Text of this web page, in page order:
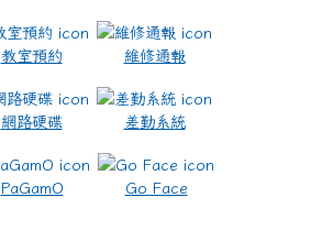
教室預約 維修通報
網路硬碟 差勤系統
PaGamO Go Face